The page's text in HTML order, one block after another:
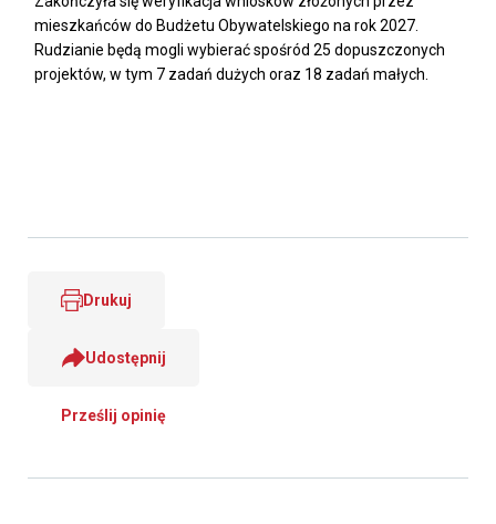
mieszkańców do Budżetu Obywatelskiego na rok 2027.
Rudzianie będą mogli wybierać spośród 25 dopuszczonych
projektów, w tym 7 zadań dużych oraz 18 zadań małych.
Drukuj
Udostępnij
Prześlij opinię